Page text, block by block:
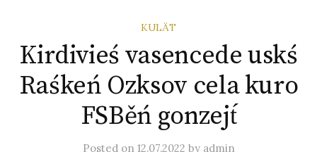
KULÄT
Kirdivieś vasencede uskś
Raśkeń Ozksov cela kuro
FSBěń gonzejt́
Posted on 12.07.2022 by admin